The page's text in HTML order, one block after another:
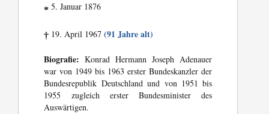
* 5. Januar 1876
† 19. April 1967(91 Jahre alt)
Biografie: Konrad Hermann Joseph Adenauer
war von 1949 bis 1963 erster Bundeskanzler der
Bundesrepublik Deutschland und von 1951 bis
1955 zugleich erster Bundesminister des
Auswärtigen.